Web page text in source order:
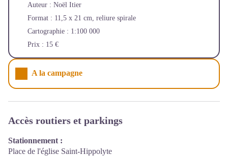
Auteur : Noël Itier
Format : 11,5 x 21 cm, reliure spirale
Cartographie : 1:100 000
Prix : 15 €
A la campagne
Accès routiers et parkings
Stationnement :
Place de l'église Saint-Hippolyte